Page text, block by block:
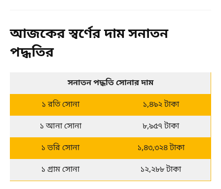
আজকের স্বর্ণের দাম সনাতন
পদ্ধতির
সনাতন পদ্ধতি সোনার দাম
১ রতি সোনা
১,৪৯২ টাকা
১ আনা সোনা
৮,৯৫৭ টাকা
১ ভরি সোনা
১,৪৩,৩২৪ টাকা
১ গ্রাম সোনা
১২,২৮৮ টাকা